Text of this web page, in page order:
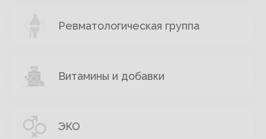
Ревматологическая группа
Витамины и добавки
ЭКО